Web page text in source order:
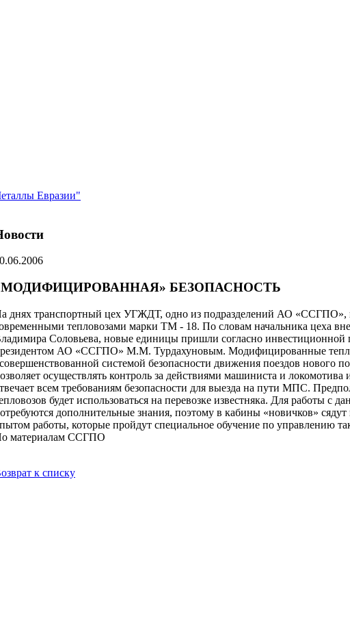
Евразии"
БЕЗОПАСНОСТЬ
днях транспортный цех УГЖДТ, одно из подразделений АО «ССГПО»,
тепловозами марки ТМ - 18. По словам начальника цеха
Соловьева, новые единицы пришли согласно инвестиционной
АО «ССГПО» М.М. Турдахуновым. Модифицированные
системой безопасности движения поездов нового
осуществлять контроль за действиями машиниста и
всем требованиям безопасности для выезда на пути МПС.
будет использоваться на перевозке известняка. Для работы с
дополнительные знания, поэтому в кабины «новичков»
работы, которые пройдут специальное обучение по управлению
материалам ССГПО
к списку